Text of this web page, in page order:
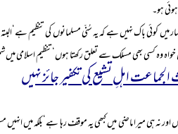
ہو۔
نہیں ہے کہ یہ سُنّی مسلمانوں کی تنظیم ہے‘البتہ یہ
وہ کسی بھی مسلک سے تعلق رکھتا ہوں‘تنظیم اسلامی میں
اہلِ تشیع کی تکفیر جائز نہیں
ہی میرا ماضی میں کبھی یہ موقف رہا ہے‘بلکہ میں انہیں